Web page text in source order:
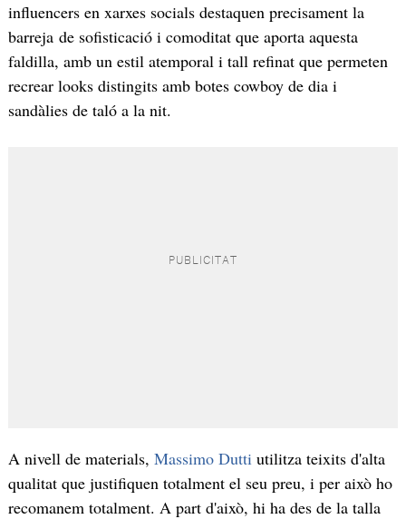
influencers en xarxes socials destaquen precisament la
barreja de sofisticació i comoditat que aporta aquesta
faldilla, amb un estil atemporal i tall refinat que permeten
recrear looks distingits amb botes cowboy de dia i
sandàlies de taló a la nit.
A nivell de materials, Massimo Dutti utilitza teixits d'alta
qualitat que justifiquen totalment el seu preu, i per això ho
recomanem totalment. A part d'això, hi ha des de la talla